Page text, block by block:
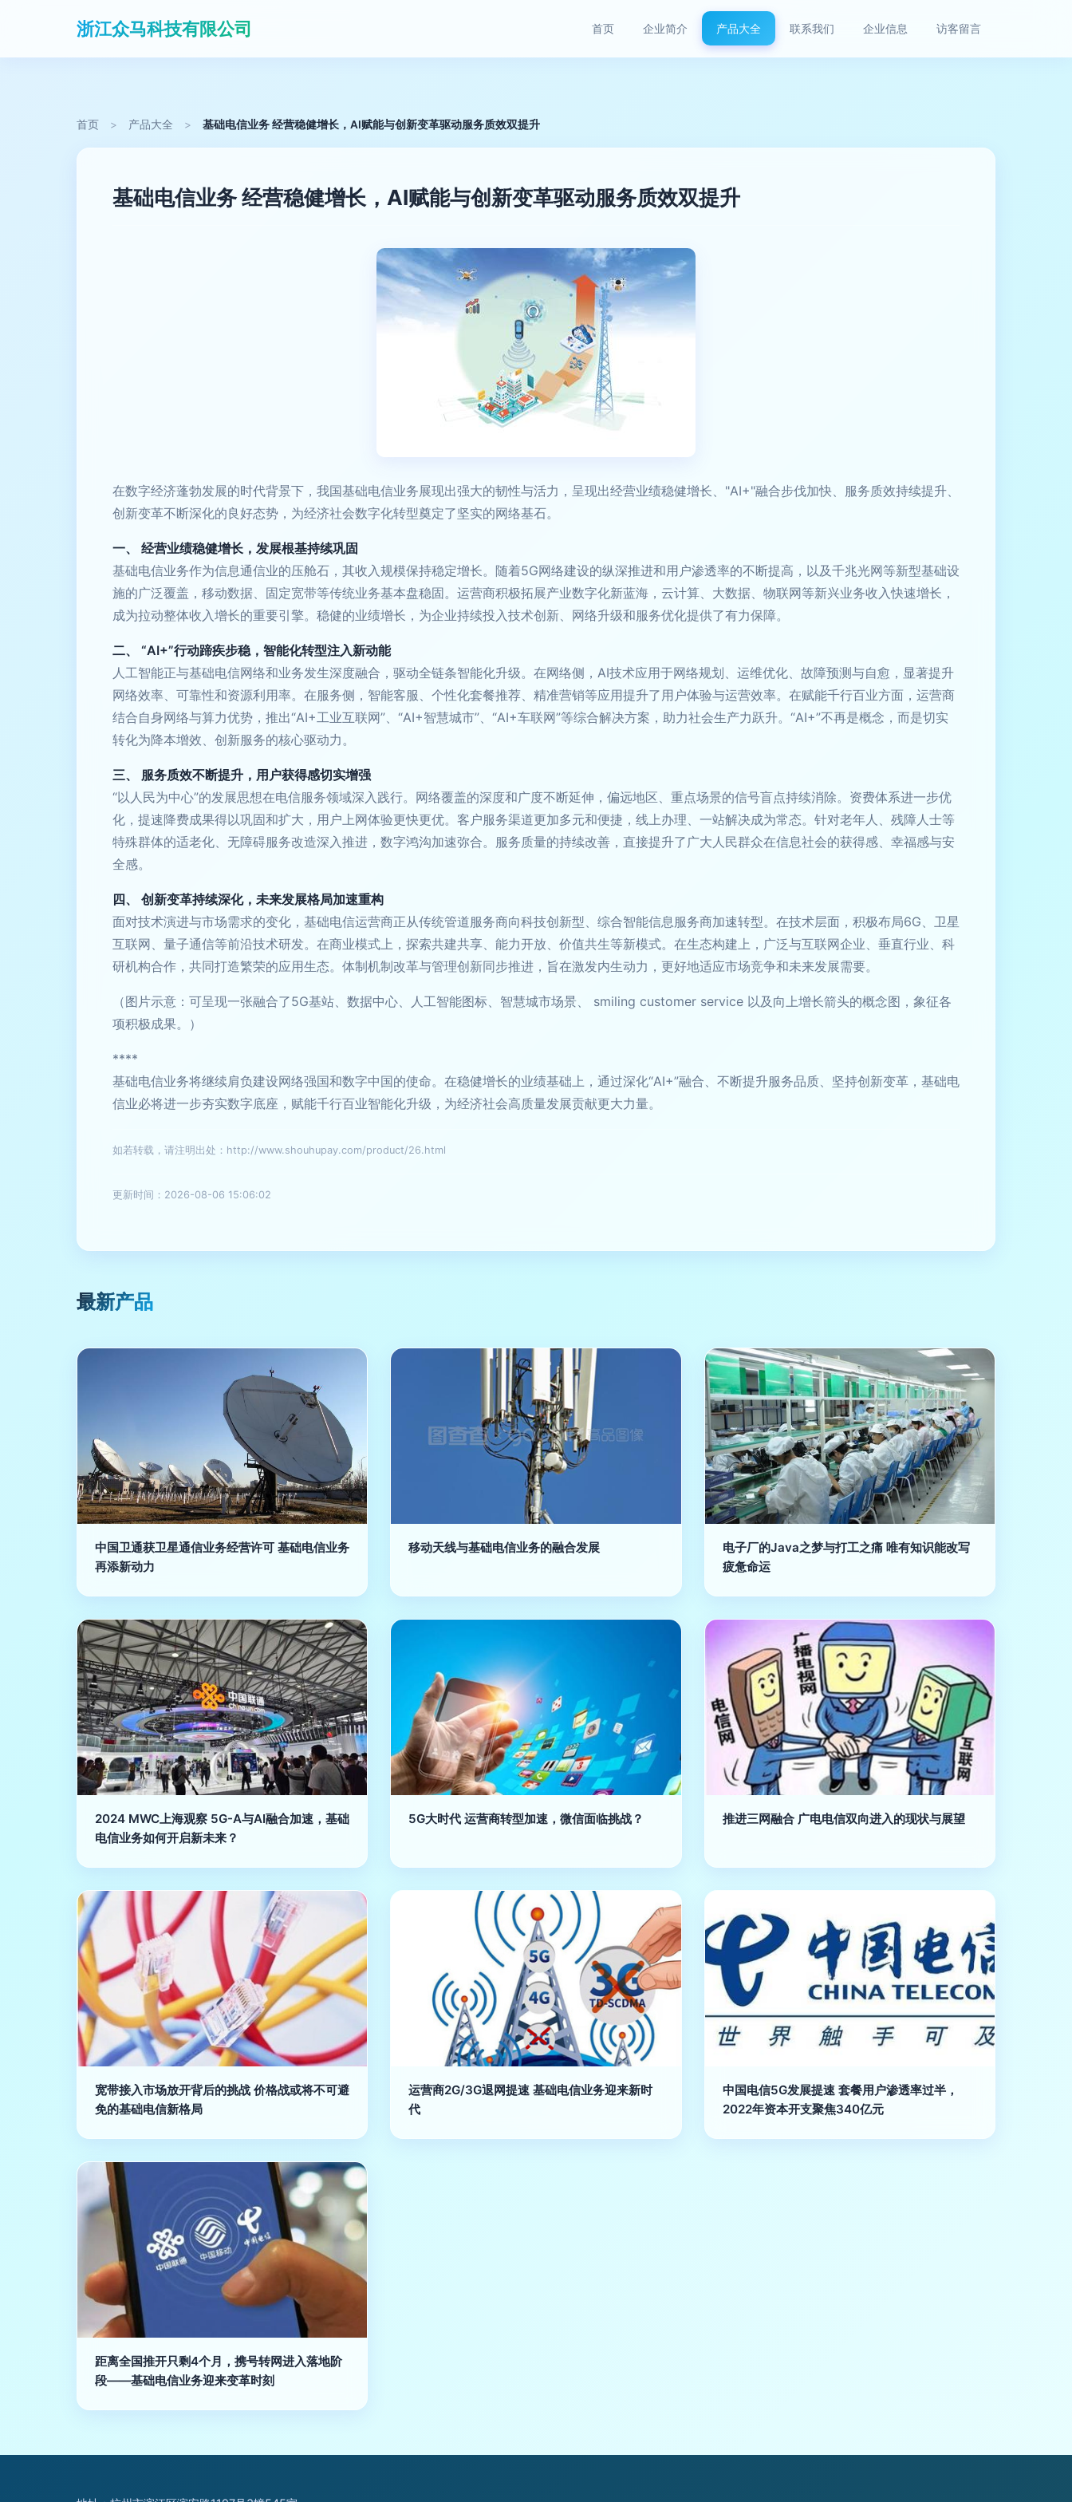
浙江众马科技有限公司 首页 企业简介 产品大全 联系我们 企业信息 访客留言
首页 > 产品大全 > 基础电信业务 经营稳健增长，AI赋能与创新变革驱动服务质效双提升
基础电信业务 经营稳健增长，AI赋能与创新变革驱动服务质效双提升
在数字经济蓬勃发展的时代背景下，我国基础电信业务展现出强大的韧性与活力，呈现出经营业绩稳健增长、"AI+"融合步伐加快、服务质效持续提升、
创新变革不断深化的良好态势，为经济社会数字化转型奠定了坚实的网络基石。
一、 经营业绩稳健增长，发展根基持续巩固
基础电信业务作为信息通信业的压舱石，其收入规模保持稳定增长。随着5G网络建设的纵深推进和用户渗透率的不断提高，以及千兆光网等新型基础设
施的广泛覆盖，移动数据、固定宽带等传统业务基本盘稳固。运营商积极拓展产业数字化新蓝海，云计算、大数据、物联网等新兴业务收入快速增长，
成为拉动整体收入增长的重要引擎。稳健的业绩增长，为企业持续投入技术创新、网络升级和服务优化提供了有力保障。
二、 “AI+”行动蹄疾步稳，智能化转型注入新动能
人工智能正与基础电信网络和业务发生深度融合，驱动全链条智能化升级。在网络侧，AI技术应用于网络规划、运维优化、故障预测与自愈，显著提升
网络效率、可靠性和资源利用率。在服务侧，智能客服、个性化套餐推荐、精准营销等应用提升了用户体验与运营效率。在赋能千行百业方面，运营商
结合自身网络与算力优势，推出“AI+工业互联网”、“AI+智慧城市”、“AI+车联网”等综合解决方案，助力社会生产力跃升。“AI+”不再是概念，而是切实
转化为降本增效、创新服务的核心驱动力。
三、 服务质效不断提升，用户获得感切实增强
“以人民为中心”的发展思想在电信服务领域深入践行。网络覆盖的深度和广度不断延伸，偏远地区、重点场景的信号盲点持续消除。资费体系进一步优
化，提速降费成果得以巩固和扩大，用户上网体验更快更优。客户服务渠道更加多元和便捷，线上办理、一站解决成为常态。针对老年人、残障人士等
特殊群体的适老化、无障碍服务改造深入推进，数字鸿沟加速弥合。服务质量的持续改善，直接提升了广大人民群众在信息社会的获得感、幸福感与安
全感。
四、 创新变革持续深化，未来发展格局加速重构
面对技术演进与市场需求的变化，基础电信运营商正从传统管道服务商向科技创新型、综合智能信息服务商加速转型。在技术层面，积极布局6G、卫星
互联网、量子通信等前沿技术研发。在商业模式上，探索共建共享、能力开放、价值共生等新模式。在生态构建上，广泛与互联网企业、垂直行业、科
研机构合作，共同打造繁荣的应用生态。体制机制改革与管理创新同步推进，旨在激发内生动力，更好地适应市场竞争和未来发展需要。
（图片示意：可呈现一张融合了5G基站、数据中心、人工智能图标、智慧城市场景、 smiling customer service 以及向上增长箭头的概念图，象征各
项积极成果。）
****
基础电信业务将继续肩负建设网络强国和数字中国的使命。在稳健增长的业绩基础上，通过深化“AI+”融合、不断提升服务品质、坚持创新变革，基础电
信业必将进一步夯实数字底座，赋能千行百业智能化升级，为经济社会高质量发展贡献更大力量。
如若转载，请注明出处：http://www.shouhupay.com/product/26.html
更新时间：2026-08-06 15:06:02
最新产品
中国卫通获卫星通信业务经营许可 基础电信业务
再添新动力
移动天线与基础电信业务的融合发展
电子厂的Java之梦与打工之痛 唯有知识能改写
疲惫命运
2024 MWC上海观察 5G-A与AI融合加速，基础
电信业务如何开启新未来？
5G大时代 运营商转型加速，微信面临挑战？ 推进三网融合 广电电信双向进入的现状与展望
宽带接入市场放开背后的挑战 价格战或将不可避
免的基础电信新格局
运营商2G/3G退网提速 基础电信业务迎来新时
代
中国电信5G发展提速 套餐用户渗透率过半，
2022年资本开支聚焦340亿元
距离全国推开只剩4个月，携号转网进入落地阶
段——基础电信业务迎来变革时刻